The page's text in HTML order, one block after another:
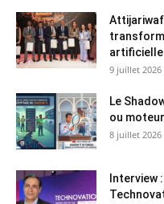
artificielle
9 juillet 2026
Le
ou
8 juillet 2026
Interview